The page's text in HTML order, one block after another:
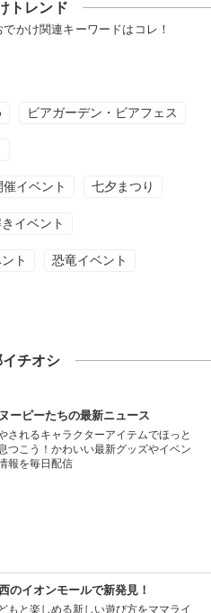
トレンド
かけ関連キーワードはコレ！
ビアガーデン・ビアフェス
イベント 七夕まつり
イベント
ト 恐竜イベント
チオシ
ーピーたちの最新ニュース
されるキャラクターアイテムでほっと
つこう！かわいい最新グッズやイベン
報を毎日配信
のイオンモールで新発見！
もと楽しめる新しい遊び方をママライ